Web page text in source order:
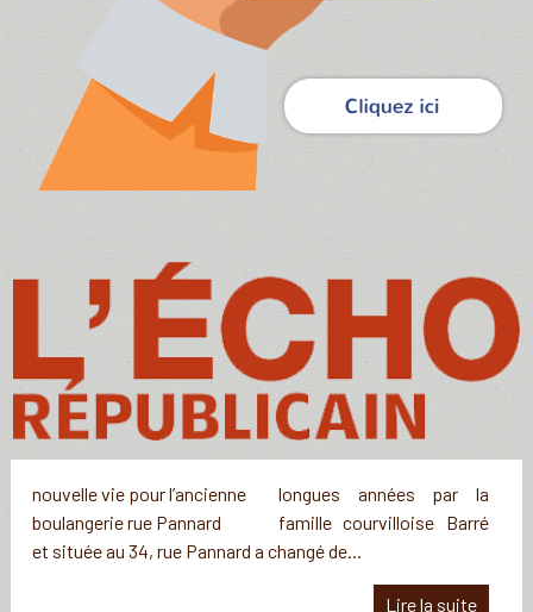
Courville-sur-Eure accueille le Royal Doner : nouvelle vie
pour l’ancienne boulangerie rue Pannard
29/07/2026
L’ancienne boulangerie-
pâtisserie tenue durant de
longues années par la
famille courvilloise Barré
et située au 34, rue Pannard a changé de...